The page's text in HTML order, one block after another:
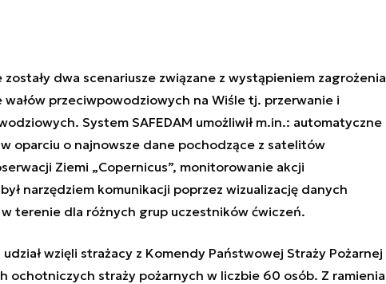
dwa scenariusze związane z wystąpieniem zagrożenia
przeciwpowodziowych na Wiśle tj. przerwanie i
System SAFEDAM umożliwił m.in.: automatyczne
oparciu o najnowsze dane pochodzące z satelitów
Ziemi „Copernicus”, monitorowanie akcji
narzędziem komunikacji poprzez wizualizację danych
terenie dla różnych grup uczestników ćwiczeń.
wzięli strażacy z Komendy Państwowej Straży Pożarnej
ochotniczych straży pożarnych w liczbie 60 osób. Z ramienia